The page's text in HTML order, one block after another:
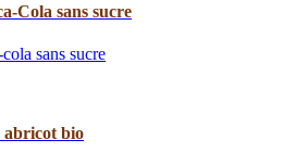
Cola sans sucre
sans sucre
abricot bio